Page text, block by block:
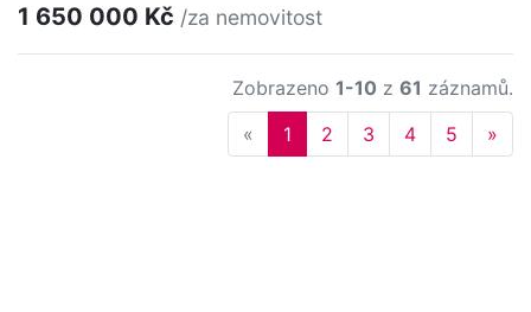
1 650 000 Kč /za nemovitost
Zobrazeno 1-10 z 61 záznamů.
« Previous
1 2 3 4 5 »